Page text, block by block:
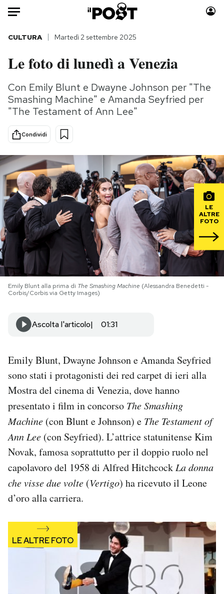
Auto
HOME
Italia
Mondo
Politica
Tecnologia
Internet
Scienza
Cultura
Economia
Sport
Moda
Libri
Consumismi
Media
Europa
Altrecose
Mondiali calcio 2026
PODCAST
NEWSLETTER
CALENDARIO
AREA PERSONALE
Newsletter
Notifiche mobile
Regala il Post
Hai bisogno di aiuto?
Esci
CULTURA Martedì 2 settembre 2025
Le foto di lunedì a Venezia
Con Emily Blunt e Dwayne Johnson per "The
Smashing Machine" e Amanda Seyfried per
"The Testament of Ann Lee"
Condividi
LE
ALTRE
FOTO
Emily Blunt alla prima di The Smashing Machine (Alessandra Benedetti -
Corbis/Corbis via Getty Images)
Ascolta l'articolo 01:31
Emily Blunt, Dwayne Johnson e Amanda Seyfried
sono stati i protagonisti dei red carpet di ieri alla
Mostra del cinema di Venezia, dove hanno
presentato i film in concorso The Smashing
Machine (con Blunt e Johnson) e The Testament of
Ann Lee (con Seyfried). L’attrice statunitense Kim
Novak, famosa soprattutto per il doppio ruolo nel
capolavoro del 1958 di Alfred Hitchcock La donna
che visse due volte (Vertigo) ha ricevuto il Leone
d’oro alla carriera.